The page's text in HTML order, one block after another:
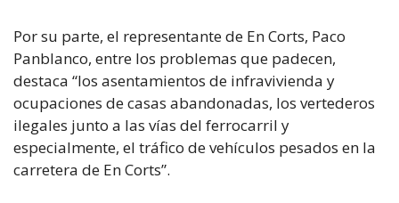
Por su parte, el representante de En Corts, Paco
Panblanco, entre los problemas que padecen,
destaca “los asentamientos de infravivienda y
ocupaciones de casas abandonadas, los vertederos
ilegales junto a las vías del ferrocarril y
especialmente, el tráfico de vehículos pesados en la
carretera de En Corts”.